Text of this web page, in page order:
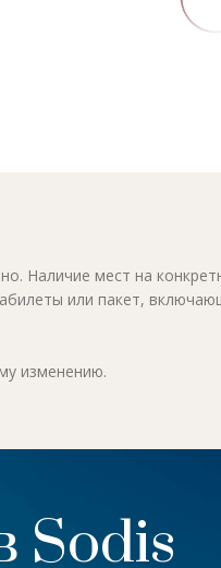
Наличие мест на
или пакет,
изменению.
Sodis